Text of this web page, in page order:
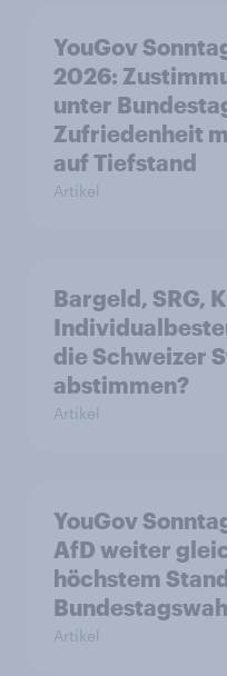
YouGov
2026:
unter
Zufriedenheit
auf Tiefstand
Artikel
Bargeld, SRG,
die Schweizer
abstimmen?
Artikel
YouGov
AfD weiter
höchstem
Artikel